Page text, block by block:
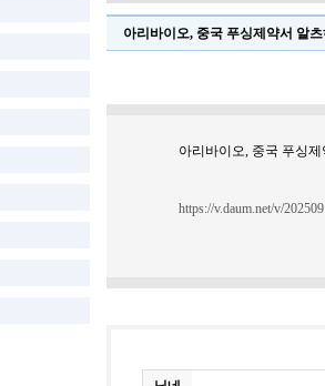
아리바이오, 중국 푸싱제약서 알
아리바이오, 중국 푸싱
https://v.daum.net/v/